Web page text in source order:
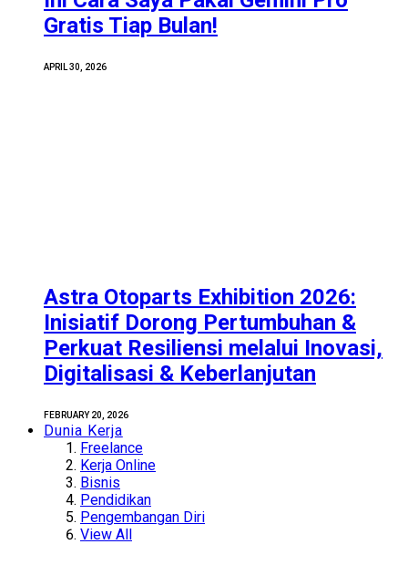
Gratis Tiap Bulan!
APRIL 30, 2026
Astra Otoparts Exhibition 2026:
Inisiatif Dorong Pertumbuhan &
Perkuat Resiliensi melalui Inovasi,
Digitalisasi & Keberlanjutan
FEBRUARY 20, 2026
Dunia Kerja
Freelance
Kerja Online
Bisnis
Pendidikan
Pengembangan Diri
View All